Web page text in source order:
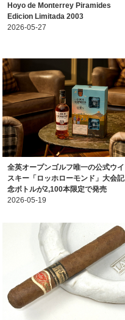
Hoyo de Monterrey Piramides
Edicion Limitada 2003
2026-05-27
全英オープンゴルフ唯一の公式ウイ
スキー「ロッホローモンド」大会記
念ボトルが2,100本限定で発売
2026-05-19